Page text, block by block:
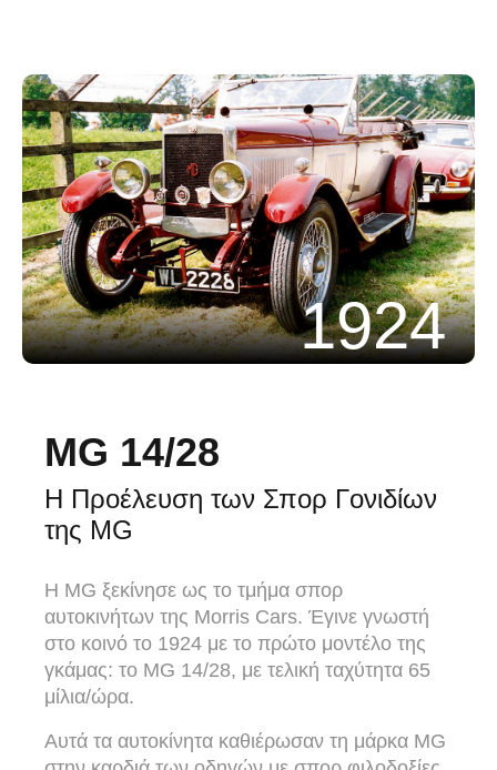
1924
MG 14/28
Η Προέλευση των Σπορ Γονιδίων
της MG
Η MG ξεκίνησε ως το τμήμα σπορ
αυτοκινήτων της Morris Cars. Έγινε γνωστή
στο κοινό το 1924 με το πρώτο μοντέλο της
γκάμας: το MG 14/28, με τελική ταχύτητα 65
μίλια/ώρα.
Αυτά τα αυτοκίνητα καθιέρωσαν τη μάρκα MG